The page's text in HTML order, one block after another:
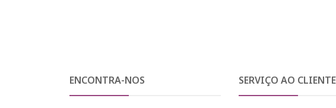
ENCONTRA-NOS SERVIÇO AO